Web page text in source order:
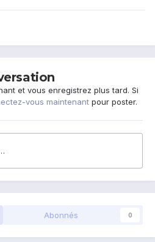
et vous enregistrez plus tard. Si
vous maintenant pour poster.
Abonnés 0